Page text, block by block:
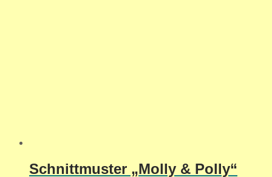
Schnittmuster „Molly & Polly“